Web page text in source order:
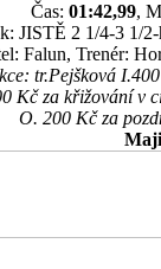
Čas: 01:42,99,
JISTĚ 2 1/4-3 1/
Falun, Trenér:
tr.Pejšková
Kč za křižování v
O. 200 Kč za